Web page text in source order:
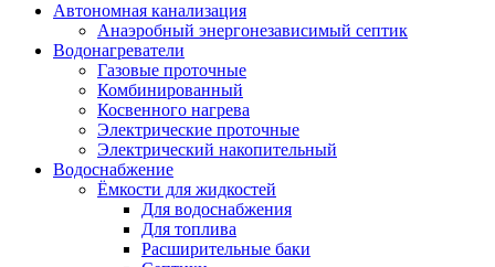
Автономная канализация
Анаэробный энергонезависимый септик
Водонагреватели
Газовые проточные
Комбинированный
Косвенного нагрева
Электрические проточные
Электрический накопительный
Водоснабжение
Ёмкости для жидкостей
Для водоснабжения
Для топлива
Расширительные баки